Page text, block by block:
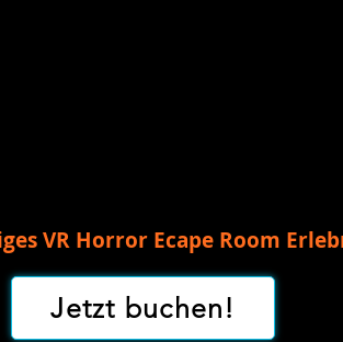
VR Horror Ecape Room
Jetzt buchen!